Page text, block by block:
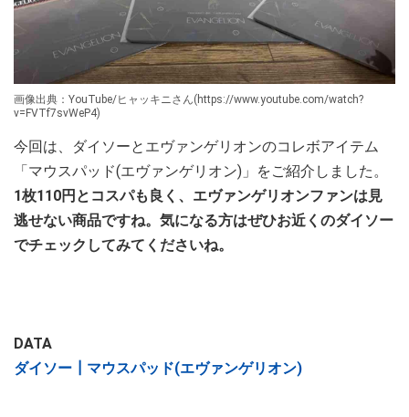
画像出典：YouTube/ヒャッキニさん(https://www.youtube.com/watch?
v=FVTf7svWeP4)
今回は、ダイソーとエヴァンゲリオンのコレボアイテム
「マウスパッド(エヴァンゲリオン)」をご紹介しました。
1枚110円とコスパも良く、エヴァンゲリオンファンは見
逃せない商品ですね。気になる方はぜひお近くのダイソー
でチェックしてみてくださいね。
DATA
ダイソー┃マウスパッド(エヴァンゲリオン)